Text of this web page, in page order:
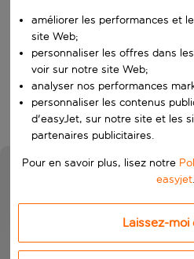
Qui
améliorer les performances et
site Web;
personnaliser les offres dans
voir sur notre site Web;
analyser nos performances
personnaliser les contenus
d'easyJet, sur notre site et les
partenaires publicitaires.
Pour en savoir plus, lisez notre
easyjet.
Laissez-moi